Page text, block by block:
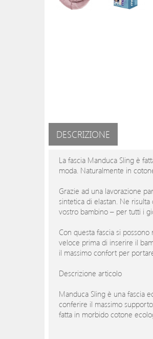
DESCRIZIONE
La fascia Manduca Sling è
moda. Naturalmente in
Grazie ad una lavorazione
sintetica di elastan. Ne
vostro bambino – per tutti i
Con questa fascia si
veloce prima di inserire il
il massimo confort per
Descrizione articolo
Manduca Sling è una fascia
conferire il massimo
fatta in morbido cotone